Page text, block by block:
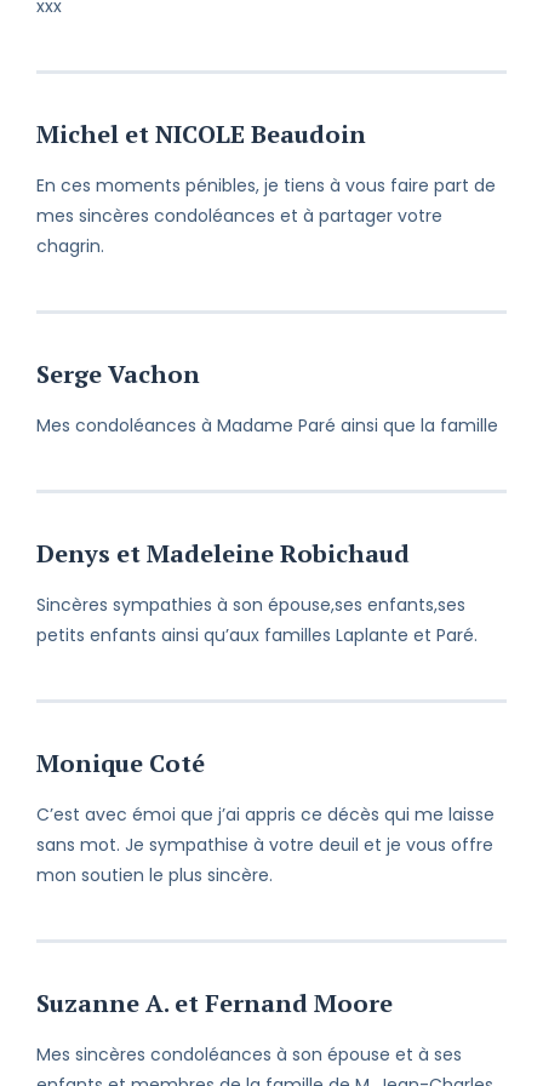
xxx
Michel et NICOLE Beaudoin
En ces moments pénibles, je tiens à vous faire part de
mes sincères condoléances et à partager votre
chagrin.
Serge Vachon
Mes condoléances à Madame Paré ainsi que la famille
Denys et Madeleine Robichaud
Sincères sympathies à son épouse,ses enfants,ses
petits enfants ainsi qu’aux familles Laplante et Paré.
Monique Coté
C’est avec émoi que j’ai appris ce décès qui me laisse
sans mot. Je sympathise à votre deuil et je vous offre
mon soutien le plus sincère.
Suzanne A. et Fernand Moore
Mes sincères condoléances à son épouse et à ses